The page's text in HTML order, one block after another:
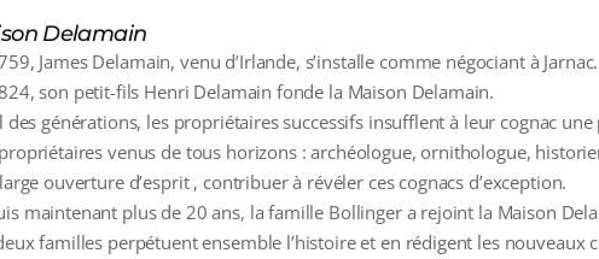
Delamain
James Delamain, venu d’Irlande, s’installe comme négociant à Jarnac.
son petit-fils Henri Delamain fonde la Maison Delamain.
des générations, les propriétaires successifs insufflent à leur cognac une
venus de tous horizons : archéologue, ornithologue,
ouverture d’esprit , contribuer à révéler ces cognacs d’exception.
maintenant plus de 20 ans, la famille Bollinger a rejoint la Maison
familles perpétuent ensemble l’histoire et en rédigent les nouveaux